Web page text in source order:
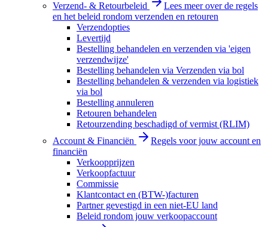
Verzend- & Retourbeleid
Lees meer over de regels
en het beleid rondom verzenden en retouren
Verzendopties
Levertijd
Bestelling behandelen en verzenden via 'eigen
verzendwijze'
Bestelling behandelen via Verzenden via bol
Bestelling behandelen & verzenden via logistiek
via bol
Bestelling annuleren
Retouren behandelen
Retourzending beschadigd of vermist (RLIM)
Account & Financiën
Regels voor jouw account en
financiën
Verkoopprijzen
Verkoopfactuur
Commissie
Klantcontact en (BTW-)facturen
Partner gevestigd in een niet-EU land
Beleid rondom jouw verkoopaccount